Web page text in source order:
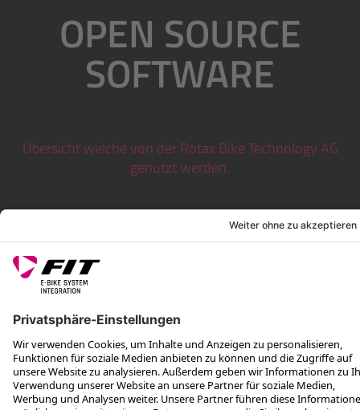
OPEN SOURCE
SOFTWARE
Übersicht welche von der Rotax Bike Technology AG
genutzt werden.
RECHTLICHES
SERVICES